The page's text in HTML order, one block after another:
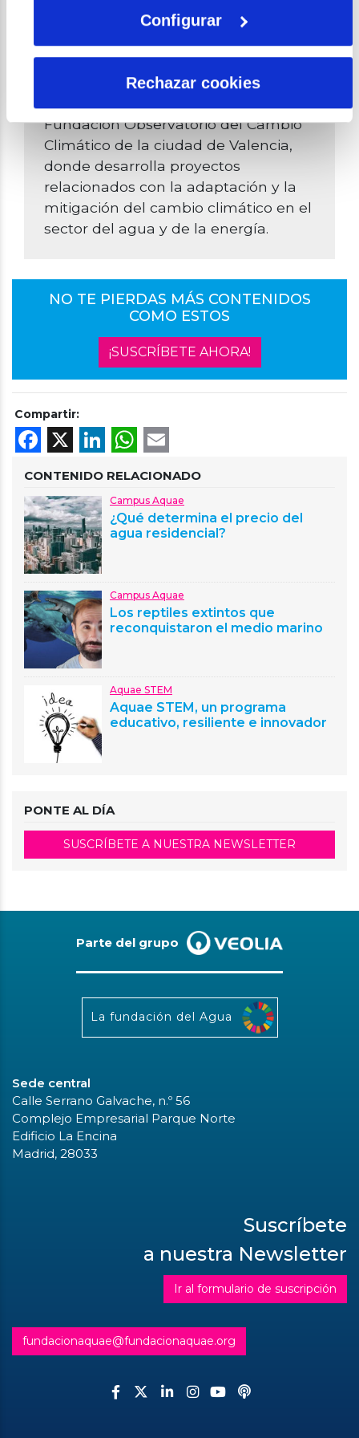
Configurar
Rechazar cookies
publicados en revistas
Environmental Modelling and
Software o Global Environmental
Fundación Observatorio del Cambio
Climático de la ciudad de Valencia,
donde desarrolla proyectos
relacionados con la adaptación y la
mitigación del cambio climático en el
sector del agua y de la energía.
NO TE PIERDAS MÁS CONTENIDOS
COMO ESTOS
¡SUSCRÍBETE AHORA!
Compartir:
Facebook
X LinkedIn
WhatsApp
CONTENIDO RELACIONADO
Campus Aquae
¿Qué determina el precio del
agua residencial?
Campus Aquae
Los reptiles extintos que
reconquistaron el medio marino
Aquae STEM
Aquae STEM, un programa
educativo, resiliente e innovador
PONTE AL DÍA
SUSCRÍBETE A NUESTRA NEWSLETTER
Parte del grupo
La fundación del Agua
Sede central
Calle Serrano Galvache, n.º 56
Complejo Empresarial Parque Norte
Edificio La Encina
Madrid, 28033
Suscríbete
a nuestra Newsletter
Ir al formulario de suscripción
fundacionaquae@fundacionaquae.org